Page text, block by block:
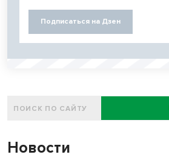
Подписаться на Дзен
Новости